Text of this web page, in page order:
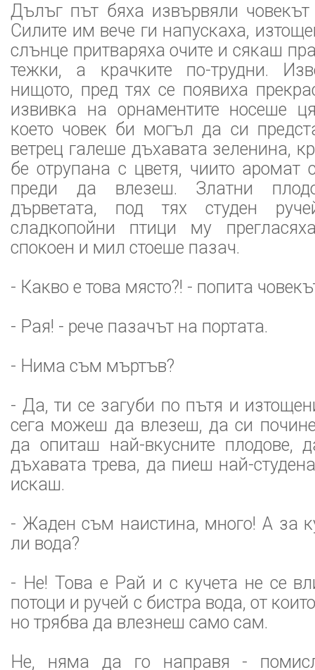
Дълъг път бяха извървяли човекът
Силите им вече ги напускаха,
слънце притваряха очите и сякаш
тежки, а крачките по-трудни.
нищото, пред тях се появиха
извивка на орнаментите носеше
което човек би могъл да си
ветрец галеше дъхавата зеленина,
бе отрупана с цветя, чиито аромат
преди да влезеш. Златни
дърветата, под тях студен
сладкопойни птици му
спокоен и мил стоеше пазач.
- Какво е това място?! - попита
- Рая! - рече пазачът на портата.
- Нима съм мъртъв?
- Да, ти се загуби по пътя и
сега можеш да влезеш, да си
да опиташ най-вкусните
дъхавата трева, да пиеш най-
искаш.
- Жаден съм наистина, много! А за
ли вода?
- Не! Това е Рай и с кучета не се
потоци и ручей с бистра вода, от
но трябва да влезнеш само сам.
Не, няма да го направя -